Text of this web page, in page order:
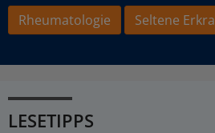
Rheumatologie
Seltene
LESETIPPS